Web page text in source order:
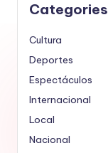
Categories
Cultura
Deportes
Espectáculos
Internacional
Local
Nacional